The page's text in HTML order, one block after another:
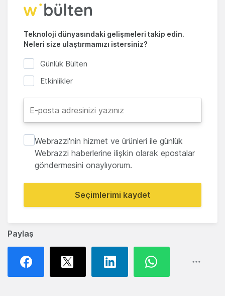
Paylaş
Teknoloji dünyasındaki gelişmeleri takip edin.
Neleri size ulaştırmamızı istersiniz?
Günlük Bülten
Etkinlikler
Webrazzi'nin hizmet ve ürünleri ile günlük
Webrazzi haberlerine ilişkin olarak epostalar
göndermesini onaylıyorum.
Seçimlerimi kaydet